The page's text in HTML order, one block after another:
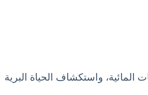
واستكشاف الحياة البرية